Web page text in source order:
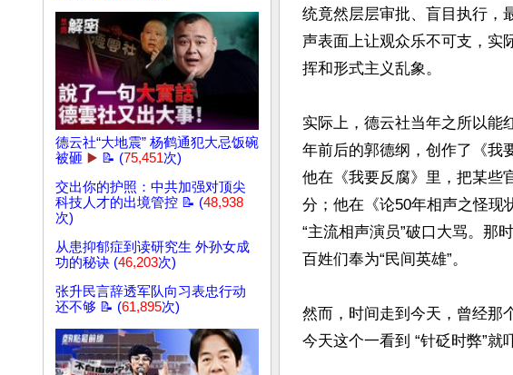
德云社“大地震” 杨鹤通犯大忌饭碗
被砸 ▶️ 📝 (75,451次)
交出你的护照：中共加强对顶尖
科技人才的出境管控 📝 (48,938
次)
从患抑郁症到读研究生 外孙女成
功的秘诀 (46,203次)
张升民言辞透军队向习表忠行动
还不够 📝 (61,895次)
统竟然层层审批、盲目执行，
声表面上让观众乐不可支，实
挥和形式主义乱象。
实际上，德云社当年之所以能
年前后的郭德纲，创作了《我
他在《我要反腐》里，把某些
分；他在《论50年相声之怪现
“主流相声演员”破口大骂。那
百姓们奉为“民间英雄”。
然而，时间走到今天，曾经那
今天这个一看到 “针砭时弊”就